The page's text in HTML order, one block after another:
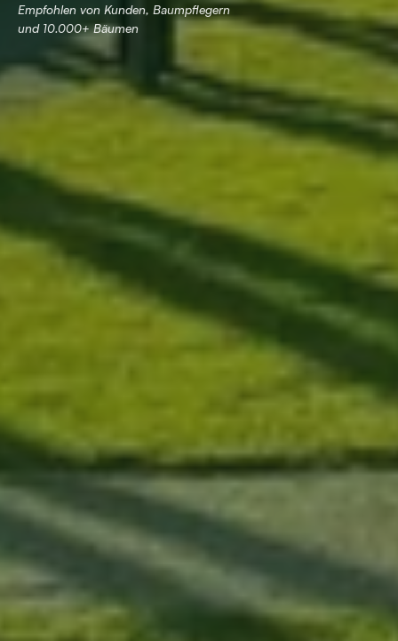
Empfohlen von Kunden, Baumpflegern
und 10.000+ Bäumen